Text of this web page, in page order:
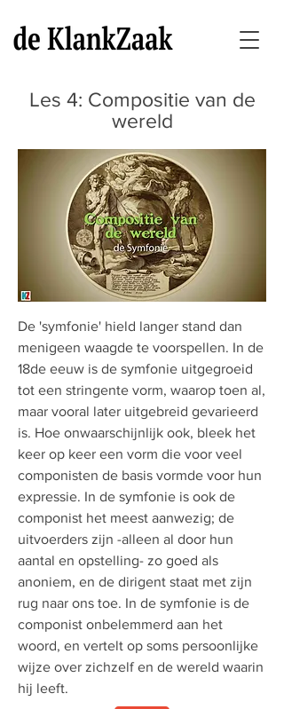
Les 4: Compositie van de
wereld
De 'symfonie' hield langer stand dan
menigeen waagde te voorspellen. In de
18de eeuw is de symfonie uitgegroeid
tot een stringente vorm, waarop toen al,
maar vooral later uitgebreid gevarieerd
is. Hoe onwaarschijnlijk ook, bleek het
keer op keer een vorm die voor veel
componisten de basis vormde voor hun
expressie. In de symfonie is ook de
componist het meest aanwezig; de
uitvoerders zijn -alleen al door hun
aantal en opstelling- zo goed als
anoniem, en de dirigent staat met zijn
rug naar ons toe. In de symfonie is de
componist onbelemmerd aan het
woord, en vertelt op soms persoonlijke
wijze over zichzelf en de wereld waarin
hij leeft.